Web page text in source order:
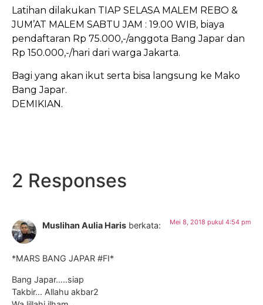
Latihan dilakukan TIAP SELASA MALEM REBO &
JUM’AT MALEM SABTU JAM : 19.00 WIB, biaya
pendaftaran Rp 75.000,-/anggota Bang Japar dan
Rp 150.000,-/hari dari warga Jakarta.
Bagi yang akan ikut serta bisa langsung ke Mako
Bang Japar.
DEMIKIAN.
2 Responses
Muslihan Aulia Haris berkata: Mei 8, 2018 pukul 4:54 pm
*MARS BANG JAPAR #FI*
Bang Japar…..siap
Takbir… Allahu akbar2